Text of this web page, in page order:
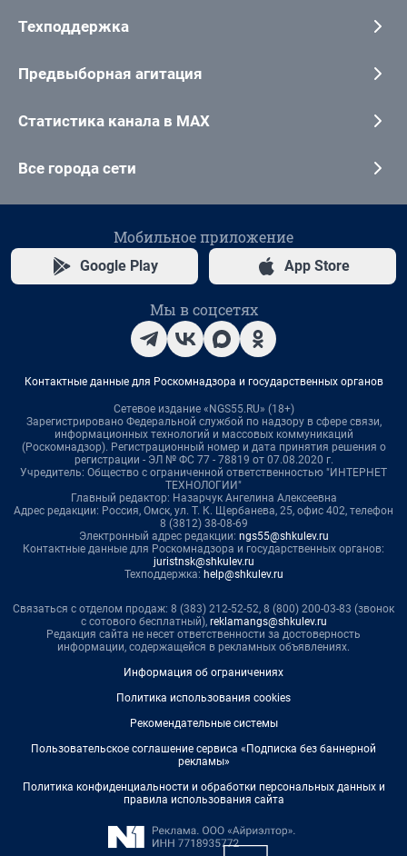
Техподдержка
Предвыборная агитация
Статистика канала в MAX
Все города сети
Мобильное приложение
Google Play App Store
Мы в соцсетях
Контактные данные для Роскомнадзора и государственных органов
Сетевое издание «NGS55.RU» (18+)
Зарегистрировано Федеральной службой по надзору в сфере связи,
информационных технологий и массовых коммуникаций
(Роскомнадзор). Регистрационный номер и дата принятия решения о
регистрации - ЭЛ № ФС 77 - 78819 от 07.08.2020 г.
Учредитель: Общество с ограниченной ответственностью "ИНТЕРНЕТ
ТЕХНОЛОГИИ"
Главный редактор: Назарчук Ангелина Алексеевна
Адрес редакции: Россия, Омск, ул. Т. К. Щербанева, 25, офис 402, телефон
8 (3812) 38-08-69
Электронный адрес редакции: ngs55@shkulev.ru
Контактные данные для Роскомнадзора и государственных органов:
juristnsk@shkulev.ru
Техподдержка: help@shkulev.ru
Связаться с отделом продаж: 8 (383) 212-52-52, 8 (800) 200-03-83 (звонок
с сотового бесплатный), reklamangs@shkulev.ru
Редакция сайта не несет ответственности за достоверность
информации, содержащейся в рекламных объявлениях.
Информация об ограничениях
Политика использования cookies
Рекомендательные системы
Пользовательское соглашение сервиса «Подписка без баннерной
рекламы»
Политика конфиденциальности и обработки персональных данных и
правила использования сайта